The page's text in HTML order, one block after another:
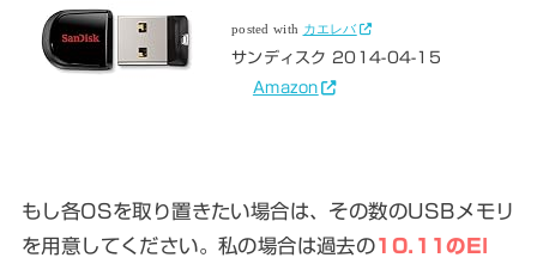
posted with カエレバ
サンディスク 2014-04-15
Amazon
もし各OSを取り置きたい場合は、その数のUSBメモリ
を用意してください。私の場合は過去の10.11のEl